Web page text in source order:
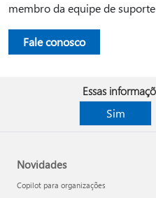
membro da equipe de
Fale conosco
Essas
Sim
Novidades
Copilot para organizações